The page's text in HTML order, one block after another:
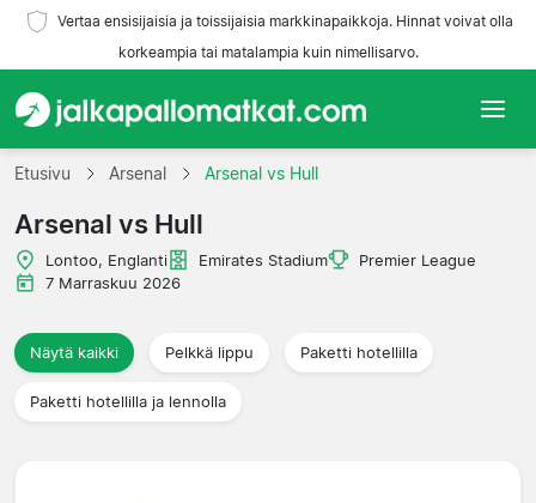
Vertaa ensisijaisia ja toissijaisia markkinapaikkoja. Hinnat voivat olla
korkeampia tai matalampia kuin nimellisarvo.
Etusivu
Joukkueet
Liigat
Matkatoimistoja
Etusivu Arsenal Arsenal vs Hull
Arsenal vs Hull
Lontoo, Englanti Emirates Stadium
Premier League
7 Marraskuu 2026
Näytä kaikki Pelkkä lippu Paketti hotellilla
Paketti hotellilla ja lennolla